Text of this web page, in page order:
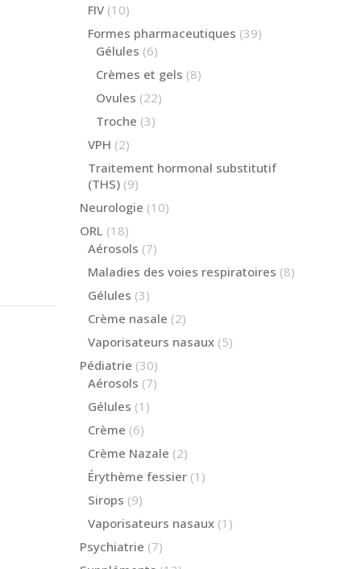
FIV 1010
produits
Formes pharmaceutiques 3939
Gélules 66
produits
Crèmes et gels 88
Ovules 2222
Troche 33
VPH 22
produits
Traitement hormonal substitutif
(THS) 99
produits
Neurologie 1010
ORL 1818
produits
Aérosols 77
produits
Maladies des voies respiratoires 88
Gélules 33
produits
Crème nasale 22
Vaporisateurs nasaux 55
Pédiatrie 3030
produits
Aérosols 77
Gélules 1 1
Crème 66
produits
Crème Nazale 22
Érythème fessier 1 1
Sirops 99
Vaporisateurs nasaux 1 1
Psychiatrie 77